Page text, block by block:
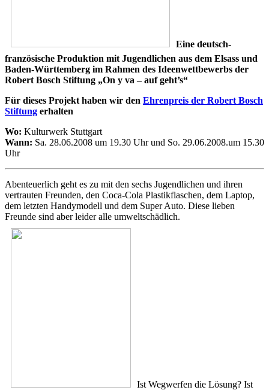
Eine deutsch-
französische Produktion mit Jugendlichen aus dem Elsass und
Baden-Württemberg im Rahmen des Ideenwettbewerbs der
Robert Bosch Stiftung „On y va – auf geht’s“
Für dieses Projekt haben wir den Ehrenpreis der Robert Bosch
Stiftung erhalten
Wo: Kulturwerk Stuttgart
Wann: Sa. 28.06.2008 um 19.30 Uhr und So. 29.06.2008.um 15.30
Uhr
Abenteuerlich geht es zu mit den sechs Jugendlichen und ihren
vertrauten Freunden, den Coca-Cola Plastikflaschen, dem Laptop,
dem letzten Handymodell und dem Super Auto. Diese lieben
Freunde sind aber leider alle umweltschädlich.
Ist Wegwerfen die Lösung? Ist